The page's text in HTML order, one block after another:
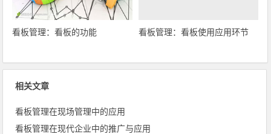
看板管理：看板的功能 看板管理：看板使用应用环节
相关文章
看板管理在现场管理中的应用
看板管理在现代企业中的推广与应用